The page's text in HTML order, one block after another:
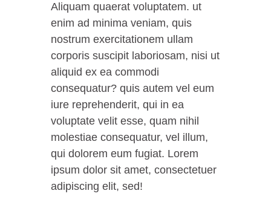
Aliquam quaerat voluptatem. ut
enim ad minima veniam, quis
nostrum exercitationem ullam
corporis suscipit laboriosam, nisi ut
aliquid ex ea commodi
consequatur? quis autem vel eum
iure reprehenderit, qui in ea
voluptate velit esse, quam nihil
molestiae consequatur, vel illum,
qui dolorem eum fugiat. Lorem
ipsum dolor sit amet, consectetuer
adipiscing elit, sed!